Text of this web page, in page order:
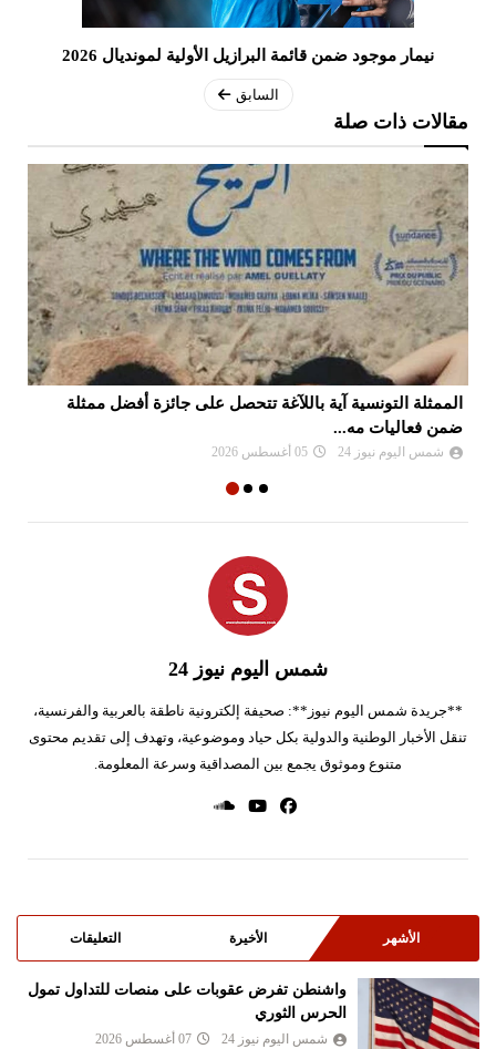
نيمار موجود ضمن قائمة البرازيل الأولية لمونديال 2026
السابق
مقالات ذات صلة
الممثلة التونسية آية باللآغة تتحصل على جائزة أفضل ممثلة
ضمن فعاليات مه...
شمس اليوم نيوز 24 05 أغسطس 2026
شمس اليوم نيوز 24
**جريدة شمس اليوم نيوز**: صحيفة إلكترونية ناطقة بالعربية والفرنسية،
تنقل الأخبار الوطنية والدولية بكل حياد وموضوعية، وتهدف إلى تقديم محتوى
متنوع وموثوق يجمع بين المصداقية وسرعة المعلومة.
الأشهر الأخيرة التعليقات
واشنطن تفرض عقوبات على منصات للتداول تمول
الحرس الثوري
شمس اليوم نيوز 24 07 أغسطس 2026